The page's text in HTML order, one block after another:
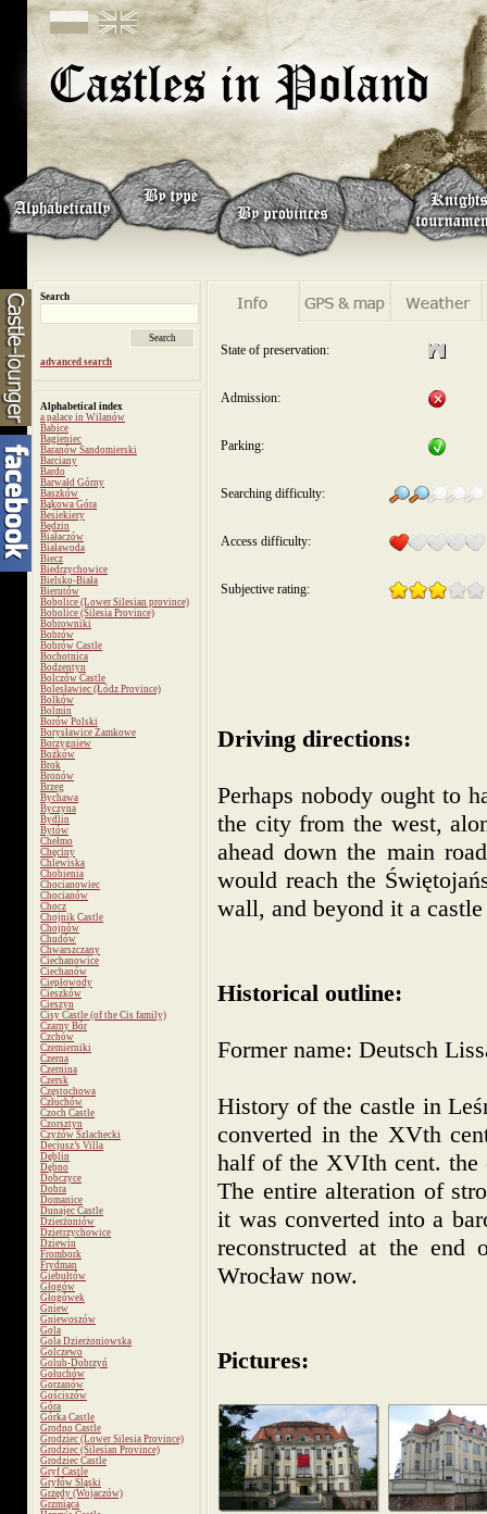
Search
advanced search
Alphabetical index
a palace in Wilanów
Babice
Bagieniec
Baranów Sandomierski
Barciany
Bardo
Barwałd Górny
Baszków
Bąkowa Góra
Besiekiery
Będzin
Białaczów
Białawoda
Biecz
Biedrzychowice
Bielsko-Biała
Bierutów
Bobolice (Lower Silesian province)
Bobolice (Silesia Province)
Bobrowniki
Bobrów
Bobrów Castle
Bochotnica
Bodzentyn
Bolczów Castle
Bolesławiec (Łódz Province)
Bolków
Bolmin
Borów Polski
Borysławice Zamkowe
Borzygniew
Bożków
Brok
Bronów
Brzeg
Bychawa
Byczyna
Bydlin
Bytów
Chełmo
Chęciny
Chlewiska
Chobienia
Chocianowiec
Chocianów
Chocz
Chojnik Castle
Chojnów
Chudów
Chwarszczany
Ciechanowice
Ciechanów
Ciepłowody
Cieszków
Cieszyn
Cisy Castle (of the Cis family)
Czarny Bór
Czchów
Czemierniki
Czerna
Czernina
Czersk
Częstochowa
Człuchów
Czoch Castle
Czorsztyn
Czyżów Szlachecki
Decjusz’s Villa
Dęblin
Dębno
Dobczyce
Dobra
Domanice
Dunajec Castle
Dzierżoniów
Dzietrzychowice
Dziewin
Frombork
Frydman
Giebułtów
Głogów
Głogówek
Gniew
Gniewoszów
Gola
Gola Dzierżoniowska
Golczewo
Golub-Dobrzyń
Gołuchów
Gorzanów
Gościszów
Góra
Górka Castle
Grodno Castle
Grodziec (Lower Silesia Province)
Grodziec (Silesian Province)
Grodziec Castle
Gryf Castle
Gryfów Śląski
Grzędy (Wojaczów)
Grzmiąca
State of preservation:
Admission:
Parking:
Searching difficulty:
Access difficulty:
Subjective rating:
Driving directions:
Perhaps nobody ought to
the city from the west,
ahead down the main
would reach the
wall, and beyond it a
Historical outline:
Former name: Deutsch
History of the castle in
converted in the XVth
half of the XVIth cent. the
The entire alteration of
it was converted into a
reconstructed at the
Wrocław now.
Pictures: